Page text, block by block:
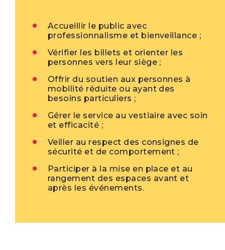
Accueillir le public avec
professionnalisme et bienveillance ;
Vérifier les billets et orienter les
personnes vers leur siège ;
Offrir du soutien aux personnes à
mobilité réduite ou ayant des
besoins particuliers ;
Gérer le service au vestiaire avec soin
et efficacité ;
Veiller au respect des consignes de
sécurité et de comportement ;
Participer à la mise en place et au
rangement des espaces avant et
après les événements.